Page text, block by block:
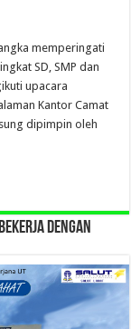
memperingati
SD, SMP dan
upacara
Kantor Camat
dipimpin oleh
DENGAN